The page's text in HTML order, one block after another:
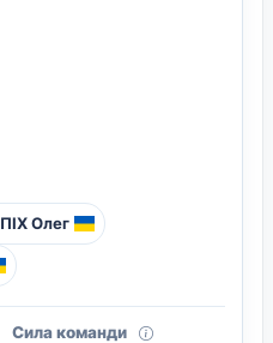
ПІХ Олег
Сила команди